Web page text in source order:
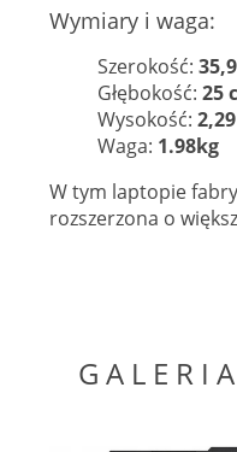
Wymiary i waga:
Szerokość:
Głębokość: 25
Wysokość:
Waga: 1.98kg
W tym laptopie
rozszerzona o
G A L E R I